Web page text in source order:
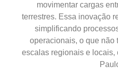
movimentar cargas
terrestres. Essa inovação
simplificando
operacionais, o que não
escalas regionais e locais,